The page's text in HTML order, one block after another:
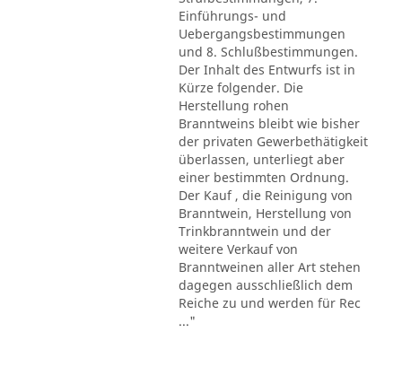
Einführungs- und
Uebergangsbestimmungen
und 8. Schlußbestimmungen.
Der Inhalt des Entwurfs ist in
Kürze folgender. Die
Herstellung rohen
Branntweins bleibt wie bisher
der privaten Gewerbethätigkeit
überlassen, unterliegt aber
einer bestimmten Ordnung.
Der Kauf , die Reinigung von
Branntwein, Herstellung von
Trinkbranntwein und der
weitere Verkauf von
Branntweinen aller Art stehen
dagegen ausschließlich dem
Reiche zu und werden für Rec
..."